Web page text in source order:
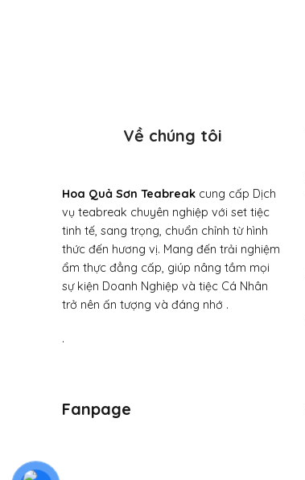
Về chúng tôi
Hoa Quả Sơn Teabreak cung cấp Dịch
vụ teabreak chuyên nghiệp với set tiệc
tinh tế, sang trọng, chuẩn chỉnh từ hình
thức đến hương vị. Mang đến trải nghiệm
ẩm thực đẳng cấp, giúp nâng tầm mọi
sự kiện Doanh Nghiệp và tiệc Cá Nhân
trở nên ấn tượng và đáng nhớ .
.
Fanpage